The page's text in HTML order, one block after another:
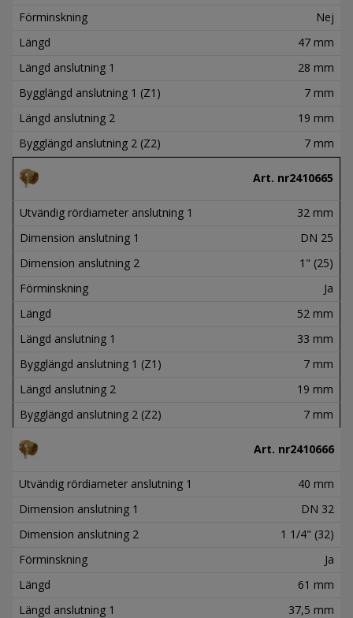
Förminskning
Nej
Längd
47 mm
Längd anslutning 1
28 mm
Bygglängd anslutning 1 (Z1)
7 mm
Längd anslutning 2
19 mm
Bygglängd anslutning 2 (Z2)
7 mm
Art. nr2410665
Utvändig rördiameter anslutning 1
32 mm
Dimension anslutning 1
DN 25
Dimension anslutning 2
1" (25)
Förminskning
Ja
Längd
52 mm
Längd anslutning 1
33 mm
Bygglängd anslutning 1 (Z1)
7 mm
Längd anslutning 2
19 mm
Bygglängd anslutning 2 (Z2)
7 mm
Art. nr2410666
Utvändig rördiameter anslutning 1
40 mm
Dimension anslutning 1
DN 32
Dimension anslutning 2
1 1/4" (32)
Förminskning
Ja
Längd
61 mm
Längd anslutning 1
37,5 mm